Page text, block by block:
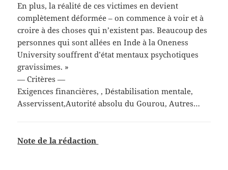
En plus, la réalité de ces victimes en devient
complètement déformée – on commence à voir et à
croire à des choses qui n’existent pas. Beaucoup des
personnes qui sont allées en Inde à la Oneness
University souffrent d’état mentaux psychotiques
gravissimes. »
— Critères —
Exigences financières, , Déstabilisation mentale,
Asservissent,Autorité absolu du Gourou, Autres…
Note de la rédaction